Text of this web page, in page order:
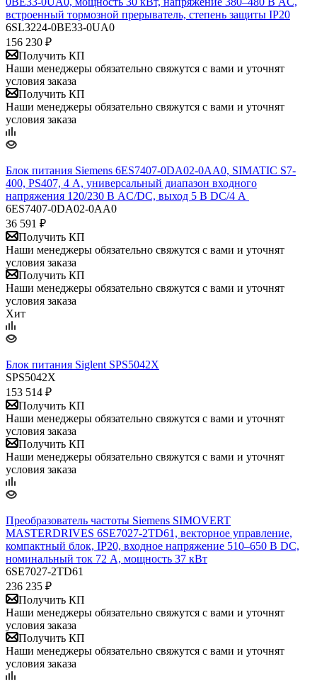
встроенный тормозной прерыватель, степень защиты IP20
6SL3224-0BE33-0UA0
156 230 ₽
Получить КП
Наши менеджеры обязательно свяжутся с вами и уточнят
условия заказа
Получить КП
Наши менеджеры обязательно свяжутся с вами и уточнят
условия заказа
​Блок питания Siemens 6ES7407-0DA02-0AA0, SIMATIC S7-
400, PS407, 4 А, универсальный диапазон входного
напряжения 120/230 В AC/DC, выход 5 В DC/4 А ​
6ES7407-0DA02-0AA0
36 591 ₽
Получить КП
Наши менеджеры обязательно свяжутся с вами и уточнят
условия заказа
Получить КП
Наши менеджеры обязательно свяжутся с вами и уточнят
условия заказа
Хит
Блок питания Siglent SPS5042X
SPS5042X
153 514 ₽
Получить КП
Наши менеджеры обязательно свяжутся с вами и уточнят
условия заказа
Получить КП
Наши менеджеры обязательно свяжутся с вами и уточнят
условия заказа
​Преобразователь частоты Siemens SIMOVERT
MASTERDRIVES 6SE7027-2TD61, векторное управление,
компактный блок, IP20, входное напряжение 510–650 В DC,
номинальный ток 72 А, мощность 37 кВт
6SE7027-2TD61
236 235 ₽
Получить КП
Наши менеджеры обязательно свяжутся с вами и уточнят
условия заказа
Получить КП
Наши менеджеры обязательно свяжутся с вами и уточнят
условия заказа